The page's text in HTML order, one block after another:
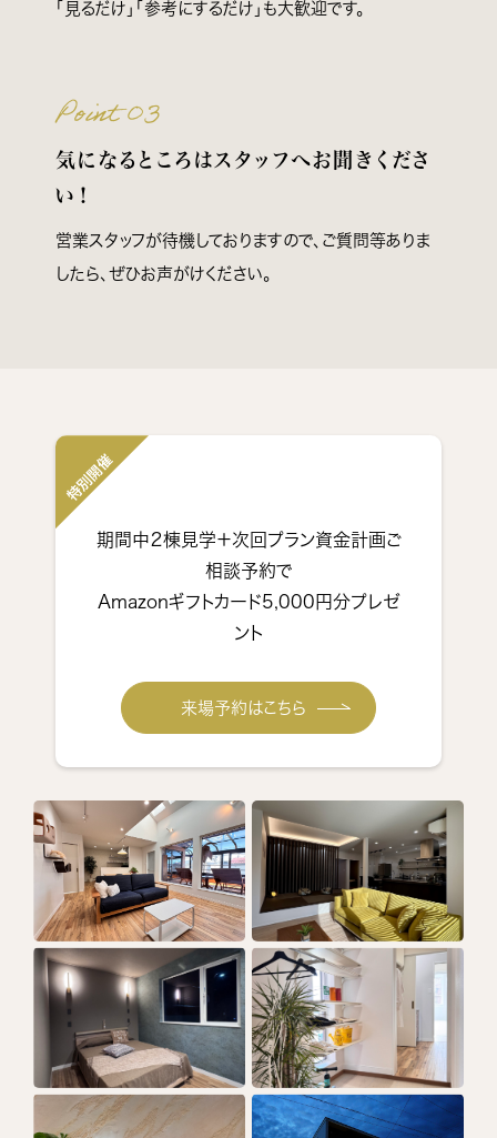
「見るだけ」「参考にするだけ」も大歓迎です。
Point 03
気になるところはスタッフへお聞きくださ
い！
営業スタッフが待機しておりますので、ご質問等ありま
したら、ぜひお声がけください。
期間中２棟見学＋次回プラン資金計画ご
相談予約で
Amazonギフトカード5,000円分プレゼ
ント
来場予約はこちら
特別開催